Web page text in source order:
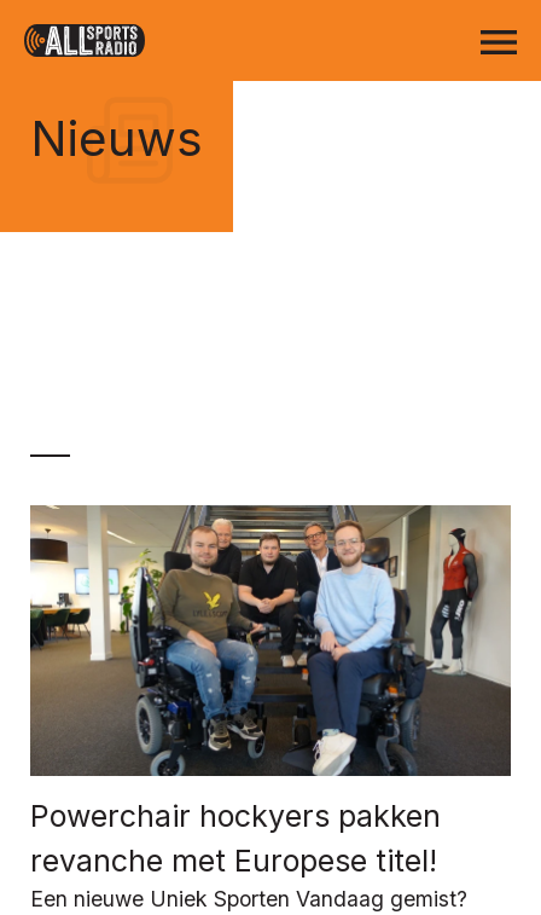
Nieuws
Powerchair hockyers pakken
revanche met Europese titel!
Een nieuwe Uniek Sporten Vandaag gemist?